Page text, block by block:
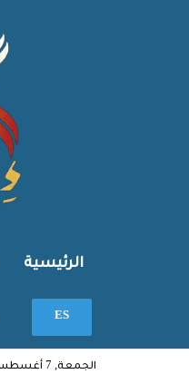
الرئيسية
ES
الجمعة, 7 أغسطس 2026